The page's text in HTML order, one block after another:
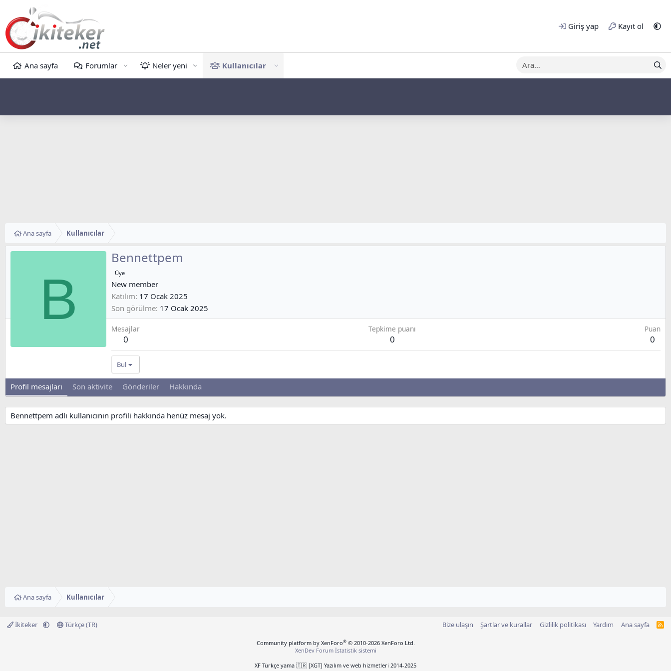
Giriş yap Kayıt ol
Ana sayfa Forumlar Neler yeni Kullanıcılar
Ana sayfa Kullanıcılar
B
Bennettpem
Üye
New member
Katılım 17 Ocak 2025
Son görülme 17 Ocak 2025
Mesajlar
0
Tepkime puanı
0
Puan
0
Bul
Profil mesajları Son aktivite Gönderiler Hakkında
Bennettpem adlı kullanıcının profili hakkında henüz mesaj yok.
Ana sayfa Kullanıcılar
İkiteker Türkçe (TR) Bize ulaşın Şartlar ve kurallar Gizlilik politikası Yardım Ana sayfa
R
Community platform by XenForo® © 2010-2026 XenForo Ltd.
XenDev Forum İstatistik sistemi
XF Türkçe yama 🇹🇷 [XGT] Yazılım ve web hizmetleri 2014-2025